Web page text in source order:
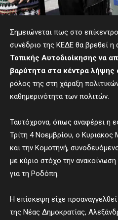
Σημειώνεται πως στο
συνέδριο της ΚΕΔΕ θα βρεθεί η
Τοπικής Αυτοδιοίκησης να
βαρύτητα στα κέντρα
ρόλος της στη χάραξη
καθημερινότητα των πολιτών.
Ταυτόχρονα, όπως αναφέρει η
Τρίτη 4 Νοεμβρίου, ο
και την Κομοτηνή,
με κύριο στόχο την
για τη Ροδόπη.
Η επίσκεψη είχε
της Νέας Δημοκρατίας,